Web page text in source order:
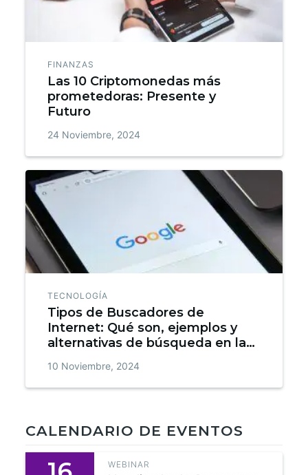
FINANZAS
Las 10 Criptomonedas más
prometedoras: Presente y
Futuro
24 Noviembre, 2024
TECNOLOGÍA
Tipos de Buscadores de
Internet: Qué son, ejemplos y
alternativas de búsqueda en la
10 Noviembre, 2024
CALENDARIO DE EVENTOS
WEBINAR